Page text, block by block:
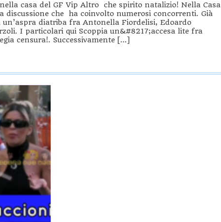
casa del GF Vip Altro che spirito natalizio! Nella Casa
discussione che ha coinvolto numerosi concorrenti. Già
un’aspra diatriba fra Antonella Fiordelisi, Edoardo
I particolari qui Scoppia un&#8217;accesa lite fra
censura!. Successivamente […]